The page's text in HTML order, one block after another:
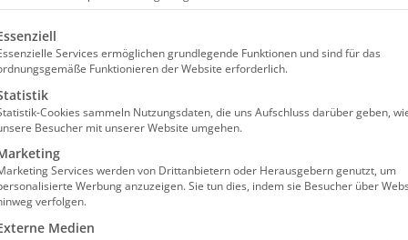
Berücksichtigung seiner
Vorlage des „Gesetzes zur Neuordnung der
erst im Juni im Bundeskabinett beraten
mit der Verschiebung allerdings die Hoffnung,
aus der Praxis stärker
bekanntgewordenen Punkte des PNOG teilweise
jetzt die Perspektiven der Praxis
sorgfältig zu prüfen und sie in eine tragfähige
eine Liste der Service-Gruppen, für die eine
Services ermöglichen grundlegende Funktionen und sind für das
Funktionieren der Website erforderlich.
Cookies sammeln Nutzungsdaten, die uns Aufschluss darüber geben,
Besucher mit unserer Website umgehen.
Services werden von Drittanbietern oder Herausgebern genutzt, um
Werbung anzuzeigen. Sie tun dies, indem sie Besucher über
verfolgen.
Medien